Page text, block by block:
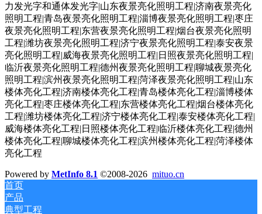
力发光字和通体发光字|山东夜景亮化照明工程|济南夜景亮化
照明工程|青岛夜景亮化照明工程|淄博夜景亮化照明工程|枣庄
夜景亮化照明工程|东营夜景亮化照明工程|烟台夜景亮化照明
工程|潍坊夜景亮化照明工程|济宁夜景亮化照明工程|泰安夜景
亮化照明工程|威海夜景亮化照明工程|日照夜景亮化照明工程|
临沂夜景亮化照明工程|德州夜景亮化照明工程|聊城夜景亮化
照明工程|滨州夜景亮化照明工程|菏泽夜景亮化照明工程|山东
楼体亮化工程|济南楼体亮化工程|青岛楼体亮化工程|淄博楼体
亮化工程|枣庄楼体亮化工程|东营楼体亮化工程|烟台楼体亮化
工程|潍坊楼体亮化工程|济宁楼体亮化工程|泰安楼体亮化工程|
威海楼体亮化工程|日照楼体亮化工程|临沂楼体亮化工程|德州
楼体亮化工程|聊城楼体亮化工程|滨州楼体亮化工程|菏泽楼体
亮化工程
Powered by MetInfo 8.1 ©2008-2026 mituo.cn
首页
产品
典型工程